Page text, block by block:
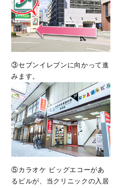
③セブンイレブンに向かって進
みます。
⑤カラオケ ビッグエコーがあ
るビルが、当クリニックの入居